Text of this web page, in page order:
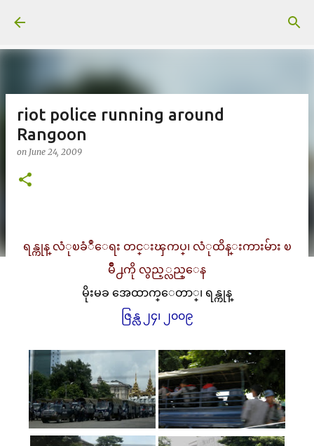
riot police running around
Rangoon
on June 24, 2009
ရန္ကုန္ လံုၿခံဳေရး တင္းၾကပ္၊ လံုထိန္းကားမ်ား ၿ
မိဳ႕ကို လွည့္လည္ေန
မိုးမခ အေထာက္ေတာ္၊ ရန္ကုန္
ဇြန္လ ၂၄၊ ၂၀၀၉